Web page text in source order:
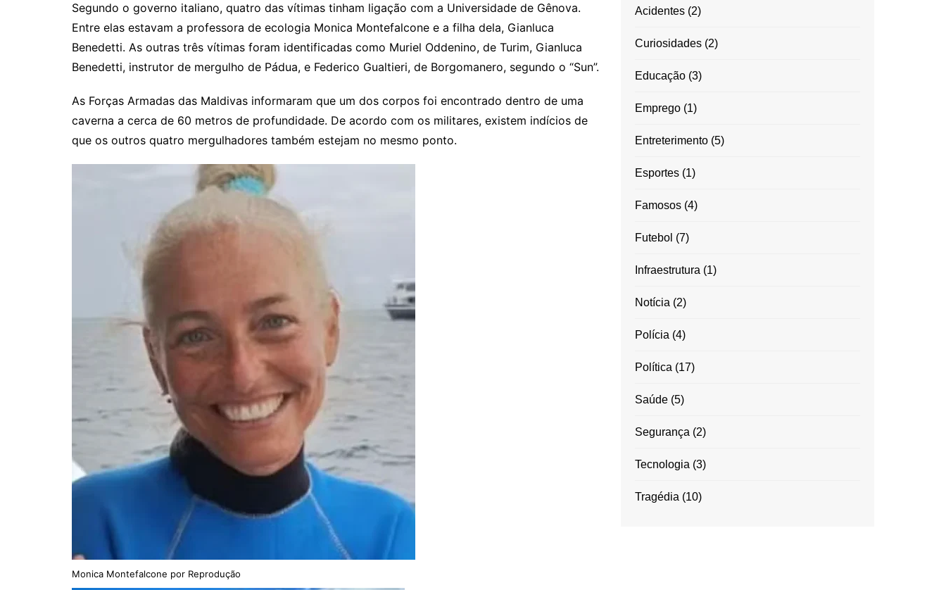
Segundo o governo italiano, quatro das vítimas tinham ligação com a Universidade de Gênova.
Entre elas estavam a professora de ecologia Monica Montefalcone e a filha dela, Gianluca
Benedetti. As outras três vítimas foram identificadas como Muriel Oddenino, de Turim, Gianluca
Benedetti, instrutor de mergulho de Pádua, e Federico Gualtieri, de Borgomanero, segundo o “Sun”.
As Forças Armadas das Maldivas informaram que um dos corpos foi encontrado dentro de uma
caverna a cerca de 60 metros de profundidade. De acordo com os militares, existem indícios de
que os outros quatro mergulhadores também estejam no mesmo ponto.
Monica Montefalcone por Reprodução
Acidentes (2)
Curiosidades (2)
Educação (3)
Emprego (1)
Entreterimento (5)
Esportes (1)
Famosos (4)
Futebol (7)
Infraestrutura (1)
Notícia (2)
Polícia (4)
Política (17)
Saúde (5)
Segurança (2)
Tecnologia (3)
Tragédia (10)